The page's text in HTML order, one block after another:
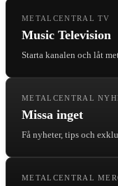
METALCENTRAL TV
Music Television
Starta kanalen och låt
METALCENTRAL
Missa inget
Få nyheter, tips och
METALCENTRAL